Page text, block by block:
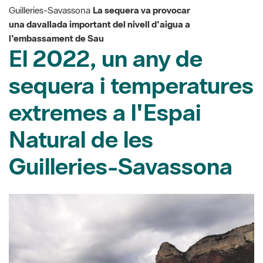
El 2022, un any de
sequera i temperatures
extremes a l'Espai
Natural de les
Guilleries-Savassona